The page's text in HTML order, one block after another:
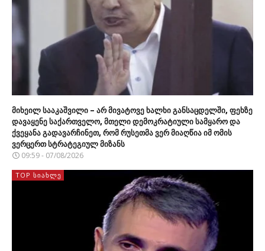
მიხეილ სააკაშვილი – არ მივატოვე ხალხი განსაცდელში, ფეხზე
დავაყენე საქართველო, მთელი დემოკრატიული სამყარო და
ქვეყანა გადავარჩინეთ, რომ რუსეთმა ვერ მიაღწია იმ ომის
ვერცერთ სტრატეგიულ მიზანს
09:59 - 07/08/2026
TOP ᲡᲘᲐᲮᲚᲔ